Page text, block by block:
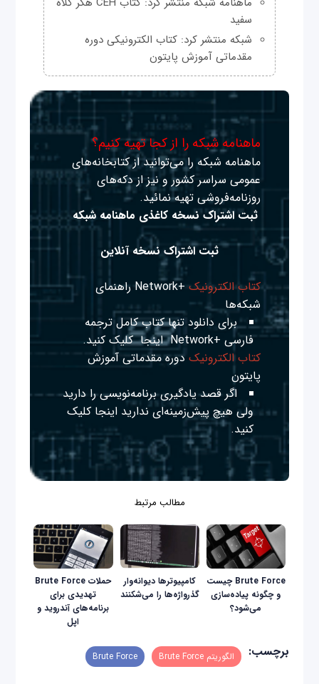
سفید
شبکه منتشر کرد: کتاب الکترونیکی دوره
مقدماتی آموزش پایتون
ماهنامه شبکه را از کجا تهیه کنیم؟
ماهنامه شبکه را می‌توانید از کتابخانه‌های
عمومی سراسر کشور و نیز از دکه‌های
روزنامه‌فروشی تهیه نمائید.
ثبت اشتراک نسخه کاغذی ماهنامه شبکه
ثبت اشتراک نسخه آنلاین
کتاب الکترونیک
+Network راهنمای
شبکه‌ها
برای دانلود تنها کتاب کامل ترجمه
فارسی +Network
اینجا کلیک کنید.
کتاب الکترونیک دوره مقدماتی آموزش
پایتون
اگر قصد یادگیری برنامه‌نویسی را دارید
ولی هیچ پیش‌زمینه‌ای نداریداینجا کلیک
کنید.
مطالب مرتبط
Brute Force چیست
و چگونه پیاده‌سازی
می‌شود؟
کامپیوترها دیوانه‌وار
گذرواژه‌ها را می‌شکنند
حملات Brute Force
تهدیدی برای
برنامه‌های آندروید و
اپل
برچسب: الگوریتم Brute Force Brute Force